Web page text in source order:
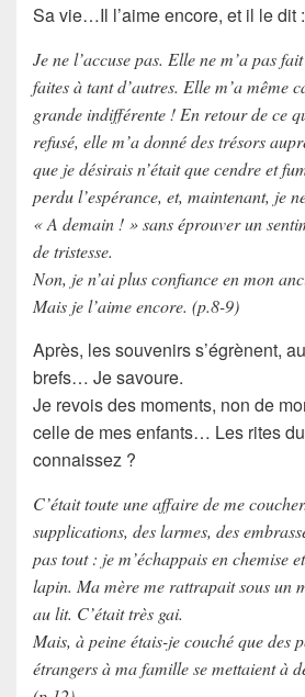
Sa vie…Il l’aime encore, et il le dit :
Je ne l’accuse pas. Elle ne m’a pas
faites à tant d’autres. Elle m’a même
grande indifférente ! En retour de ce
refusé, elle m’a donné des trésors
que je désirais n’était que cendre et
perdu l’espérance, et, maintenant, je
« A demain ! » sans éprouver un
de tristesse.
Non, je n’ai plus confiance en mon
Mais je l’aime encore. (p.8-9)
Après, lessouvenirss’égrènent,
brefs… Je savoure.
Je revois des moments, non de
celle de mes enfants… Les rites
connaissez ?
C’était toute une affaire de me
supplications, des larmes, des
pas tout : je m’échappais en chemise
lapin. Ma mère me rattrapait sous un
au lit. C’était très gai.
Mais, à peine étais-je couché que des
étrangers à ma famille se mettaient à